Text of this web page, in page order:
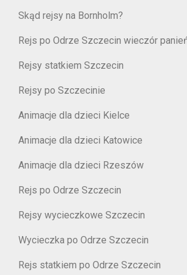
Skąd rejsy na Bornholm?
Rejs po Odrze Szczecin wieczór
Rejsy statkiem Szczecin
Rejsy po Szczecinie
Animacje dla dzieci Kielce
Animacje dla dzieci Katowice
Animacje dla dzieci Rzeszów
Rejs po Odrze Szczecin
Rejsy wycieczkowe Szczecin
Wycieczka po Odrze Szczecin
Rejs statkiem po Odrze Szczecin